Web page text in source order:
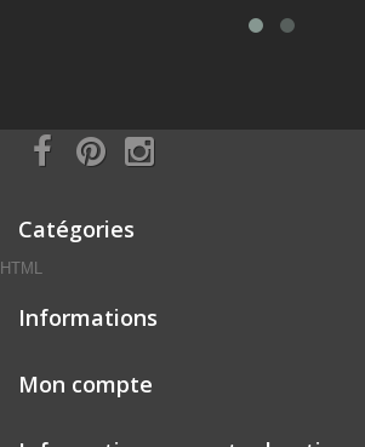
Catégories
HTML
Informations
Mon compte